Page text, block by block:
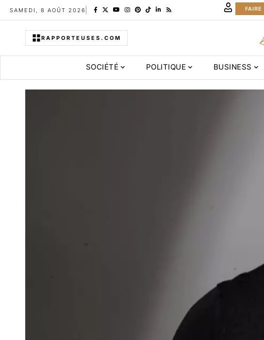
SAMEDI, 8 AOÛT 2026 FAIRE
RAPPORTEUSES.COM
SOCIÉTÉ POLITIQUE BUSINESS